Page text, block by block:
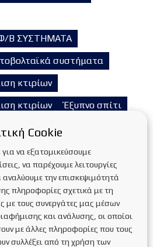
Β ΣΥΣΤΗΜΑΤΑ
συστήματα
κτιρίων
κτιρίων
Έξυπνο σπίτι
Επικαιρότητα
καριέρας
Η Εταιρεία
Ηλιοθερμία
ΗΛΙΟΘΕΡΜΙΑ
Cookie
να εξατομικεύσουμε
να παρέχουμε λειτουργίες
την επισκεψιμότητά
πληροφορίες σχετικά με τη
με τους συνεργάτες μας μέσων
και ανάλυσης, οι οποίοι
με άλλες πληροφορίες που τους
συλλέξει από τη χρήση των